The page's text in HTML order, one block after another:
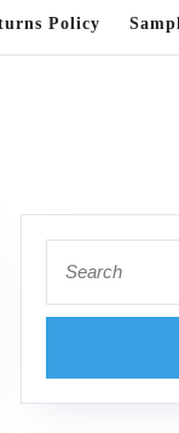
Policy
for: